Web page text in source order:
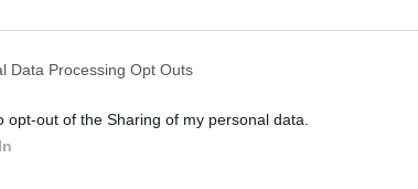
Data Processing Opt Outs
opt-out of the Sharing of my personal data.